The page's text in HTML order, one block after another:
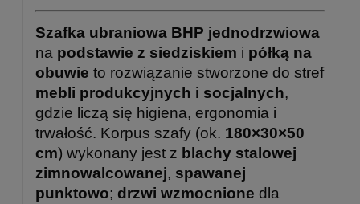
Szafka ubraniowa BHP jednodrzwiowa
na podstawie z siedziskiem i półką na
obuwie to rozwiązanie stworzone do stref
mebli produkcyjnych i socjalnych,
gdzie liczą się higiena, ergonomia i
trwałość. Korpus szafy (ok. 180×30×50
cm) wykonany jest z blachy stalowej
zimnowalcowanej, spawanej
punktowo; drzwi wzmocnione dla